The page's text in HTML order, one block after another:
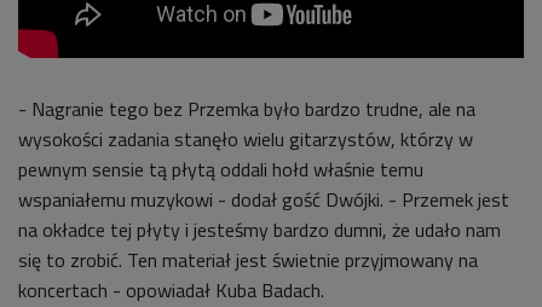
- Nagranie tego bez Przemka było bardzo trudne, ale na
wysokości zadania stanęło wielu gitarzystów, którzy w
pewnym sensie tą płytą oddali hołd właśnie temu
wspaniałemu muzykowi - dodał gość Dwójki. - Przemek jest
na okładce tej płyty i jesteśmy bardzo dumni, że udało nam
się to zrobić. Ten materiał jest świetnie przyjmowany na
koncertach - opowiadał Kuba Badach.